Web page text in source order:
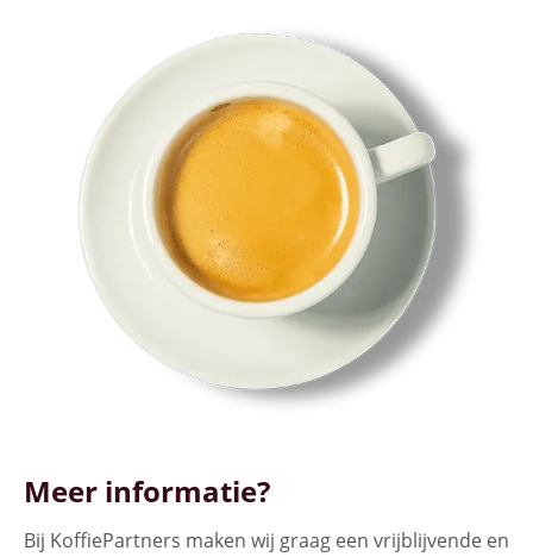
Meer informatie?
Bij KoffiePartners maken wij graag een vrijblijvende en